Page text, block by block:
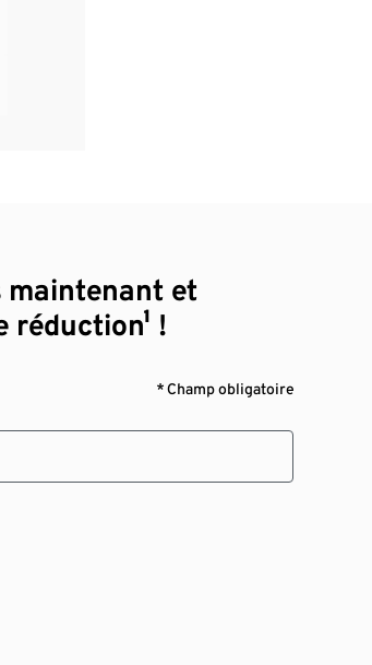
maintenant et
réduction¹ !
* Champ obligatoire